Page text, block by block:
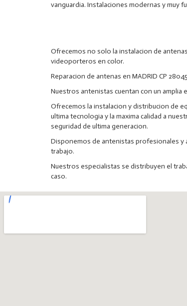
vanguardia. Instalaciones modernas y muy
Ofrecemos no solo la instalacion de
videoporteros en color.
Reparacion de antenas en MADRID CP
Nuestros antenistas cuentan con un amplia
Ofrecemos la instalacion y distribucion de
ultima tecnologia y la maxima calidad a
seguridad de ultima generacion.
Disponemos de antenistas profesionales y
trabajo.
Nuestros especialistas se distribuyen el
caso.